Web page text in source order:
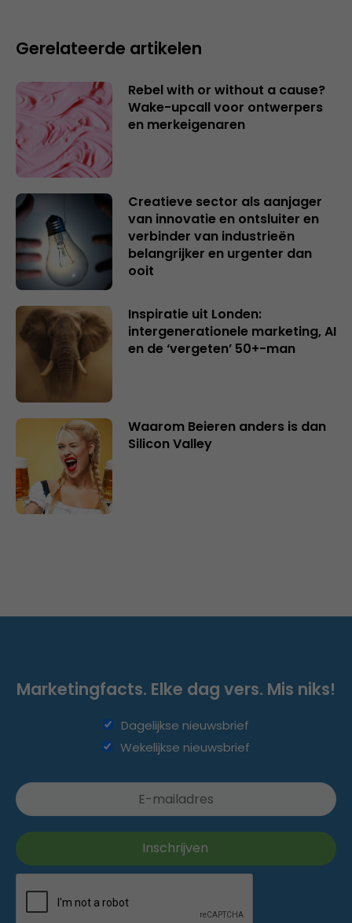
Gerelateerde artikelen
Rebel with or without a cause?
Wake-upcall voor ontwerpers
en merkeigenaren
Creatieve sector als aanjager
van innovatie en ontsluiter en
verbinder van industrieën
belangrijker en urgenter dan
ooit
Inspiratie uit Londen:
intergenerationele marketing, AI
en de ‘vergeten’ 50+-man
Waarom Beieren anders is dan
Silicon Valley
Marketingfacts. Elke dag vers. Mis niks!
Dagelijkse nieuwsbrief
Wekelijkse nieuwsbrief